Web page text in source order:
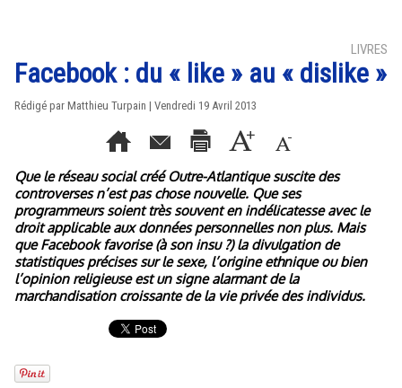
LIVRES
Facebook : du « like » au « dislike »
Rédigé par Matthieu Turpain | Vendredi 19 Avril 2013
Que le réseau social créé Outre-Atlantique suscite des
controverses n’est pas chose nouvelle. Que ses
programmeurs soient très souvent en indélicatesse avec le
droit applicable aux données personnelles non plus. Mais
que Facebook favorise (à son insu ?) la divulgation de
statistiques précises sur le sexe, l’origine ethnique ou bien
l’opinion religieuse est un signe alarmant de la
marchandisation croissante de la vie privée des individus.